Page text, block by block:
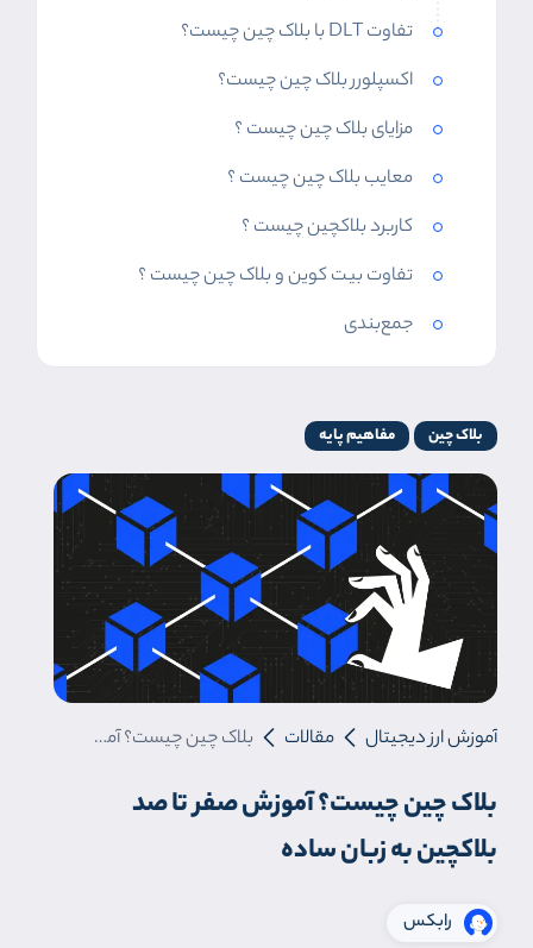
تفاوت DLT با بلاک چین چیست؟
اکسپلورر بلاک چین چیست؟
مزایای بلاک چین چیست ؟
معایب بلاک چین چیست ؟
کاربرد بلاکچین چیست ؟
تفاوت بیت کوین و بلاک چین چیست ؟
جمع‌بندی
بلاک چین مفاهیم پایه
آموزش ارز دیجیتال مقالات بلاک چین چیست؟ آموزش صفر تا صد بلاکچین به زبان ساده
بلاک چین چیست؟ آموزش صفر تا صد
بلاکچین به زبان ساده
رابکس